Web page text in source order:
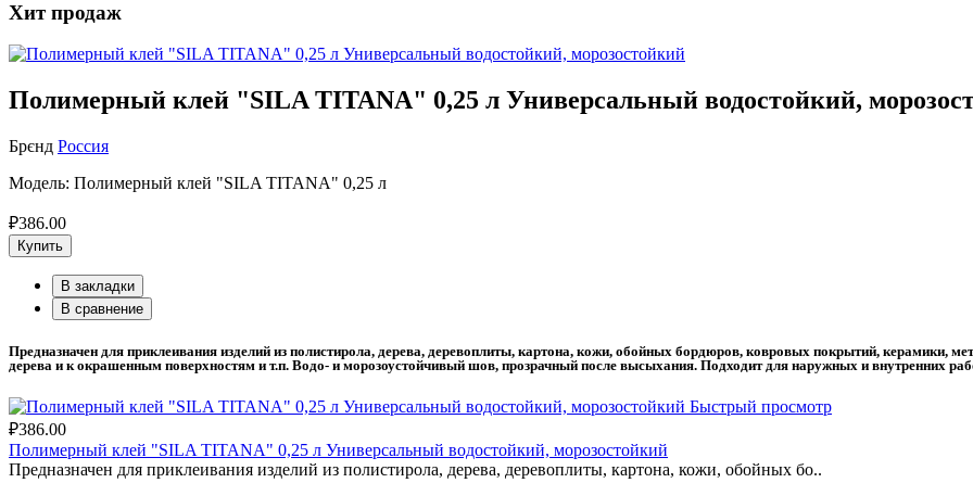
Хит продаж
Полимерный клей "SILA TITANA" 0,25 л Универсальный водостойкий,
Брєнд Россия
Модель: Полимерный клей "SILA TITANA" 0,25 л
₽386.00
Купить
В закладки
В сравнение
Предназначен для приклеивания изделий из полистирола, дерева, деревоплиты, картона, кожи, обойных бордюров, ковровых покрытий, керамики,
дерева и к окрашенным поверхностям и т.п. Водо- и морозоустойчивый шов, прозрачный после высыхания. Подходит для наружных и внутренних
Быстрый просмотр
₽386.00
Полимерный клей "SILA TITANA" 0,25 л Универсальный водостойкий, морозостойкий
Предназначен для приклеивания изделий из полистирола, дерева, деревоплиты, картона, кожи, обойных бо..